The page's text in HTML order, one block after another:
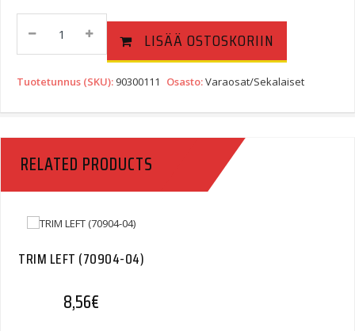
XPNDR,X
With
06
(90300111)
LISÄÄ OSTOSKORIIN
Tuotetunnus (SKU): 90300111 Osasto:Varaosat/Sekalaiset
RELATED PRODUCTS
TRIM LEFT (70904-04)
8,56€